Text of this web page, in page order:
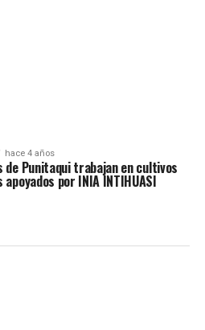
hace 4 años
Punitaqui trabajan en cultivos
por INIA INTIHUASI